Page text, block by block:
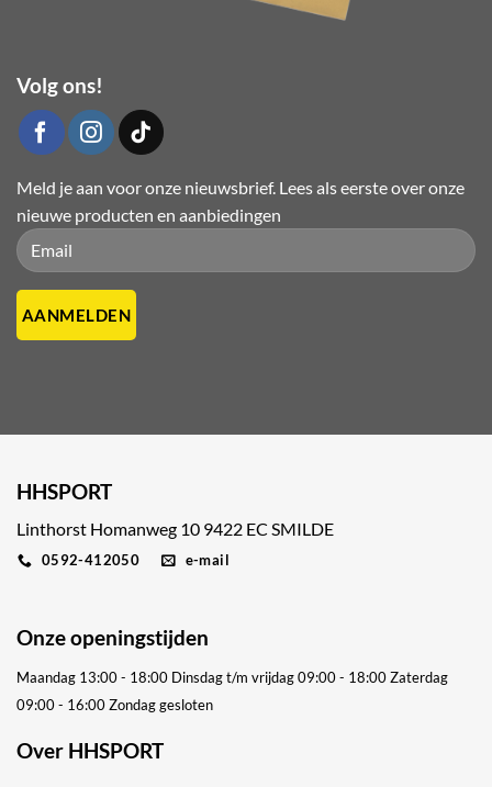
Volg ons!
Meld je aan voor onze nieuwsbrief. Lees als eerste over onze
nieuwe producten en aanbiedingen
Please leave this field empty.
Please leave this field empty.
HHSPORT
Linthorst Homanweg 10 9422 EC SMILDE
0592-412050 e-mail
Onze openingstijden
Maandag 13:00 - 18:00 Dinsdag t/m vrijdag 09:00 - 18:00Zaterdag
09:00 - 16:00Zondag gesloten
Over HHSPORT